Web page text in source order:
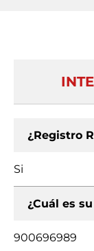
¿Registro
Si
¿Cuál es
900696989